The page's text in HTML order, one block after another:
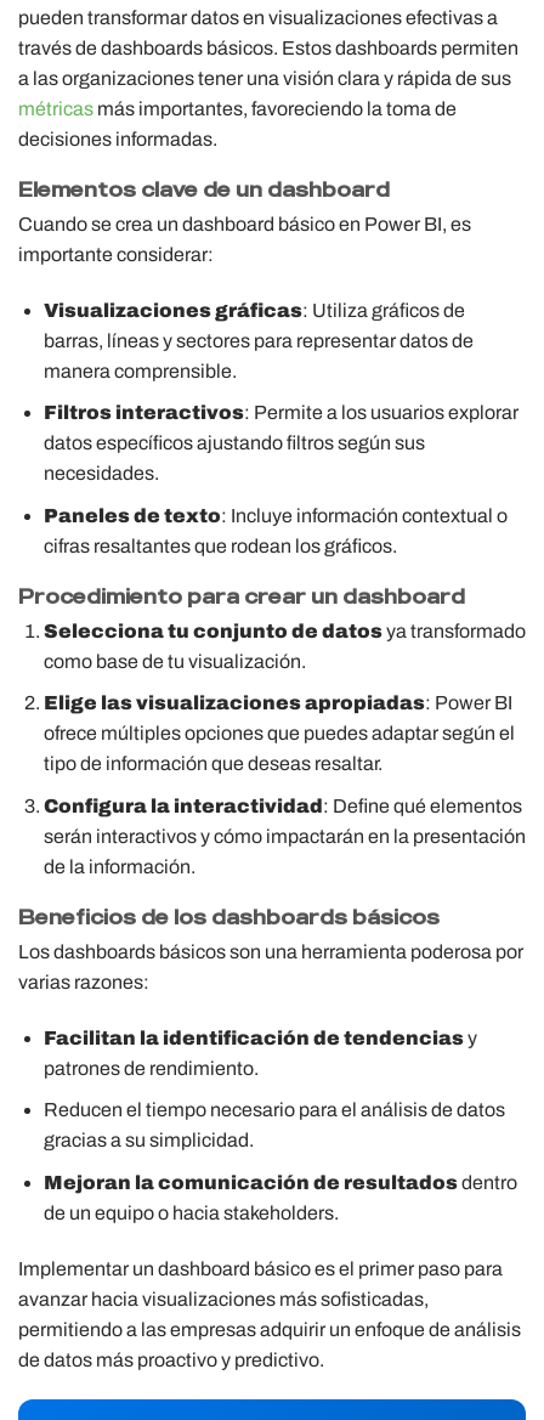
pueden transformar datos en visualizaciones efectivas a
través de dashboards básicos. Estos dashboards permiten
a las organizaciones tener una visión clara y rápida de sus
métricas más importantes, favoreciendo la toma de
decisiones informadas.
Elementos clave de un dashboard
Cuando se crea un dashboard básico en Power BI, es
importante considerar:
Visualizaciones gráficas: Utiliza gráficos de
barras, líneas y sectores para representar datos de
manera comprensible.
Filtros interactivos: Permite a los usuarios explorar
datos específicos ajustando filtros según sus
necesidades.
Paneles de texto: Incluye información contextual o
cifras resaltantes que rodean los gráficos.
Procedimiento para crear un dashboard
Selecciona tu conjunto de datosya transformado
como base de tu visualización.
Elige las visualizaciones apropiadas: Power BI
ofrece múltiples opciones que puedes adaptar según el
tipo de información que deseas resaltar.
Configura la interactividad: Define qué elementos
serán interactivos y cómo impactarán en la presentación
de la información.
Beneficios de los dashboards básicos
Los dashboards básicos son una herramienta poderosa por
varias razones:
Facilitan la identificación de tendenciasy
patrones de rendimiento.
Reducen el tiempo necesario para el análisis de datos
gracias a su simplicidad.
Mejoran la comunicación de resultadosdentro
de un equipo o hacia stakeholders.
Implementar un dashboard básico es el primer paso para
avanzar hacia visualizaciones más sofisticadas,
permitiendo a las empresas adquirir un enfoque de análisis
de datos más proactivo y predictivo.